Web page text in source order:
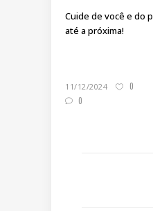
Cuide de você e do
até a próxima!
11/12/2024
0
0